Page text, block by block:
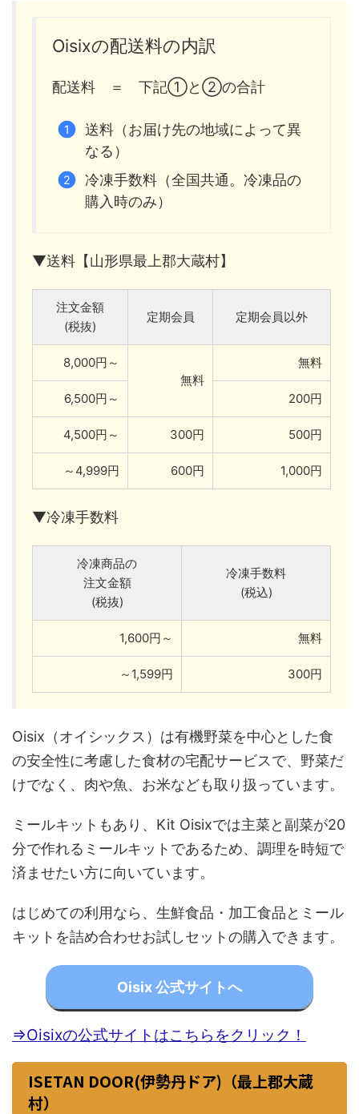
Oisixの配送料の内訳
配送料 ＝ 下記①と②の合計
送料（お届け先の地域によって異
なる）
冷凍手数料（全国共通。冷凍品の
購入時のみ）
▼送料【山形県最上郡大蔵村】
注文金額
(税抜)
定期会員 定期会員以外
8,000円～
無料
無料
6,500円～ 200円
4,500円～ 300円 500円
～4,999円 600円 1,000円
▼冷凍手数料
冷凍商品の
注文金額
(税抜)
冷凍手数料
(税込)
1,600円～ 無料
～1,599円 300円
Oisix（オイシックス）は有機野菜を中心とした食
の安全性に考慮した食材の宅配サービスで、野菜だ
けでなく、肉や魚、お米なども取り扱っています。
ミールキットもあり、Kit Oisixでは主菜と副菜が20
分で作れるミールキットであるため、調理を時短で
済ませたい方に向いています。
はじめての利用なら、生鮮食品・加工食品とミール
キットを詰め合わせお試しセットの購入できます。
Oisix 公式サイトへ
⇒Oisixの公式サイトはこちらをクリック！
ISETAN DOOR(伊勢丹ドア)（最上郡大蔵
村）